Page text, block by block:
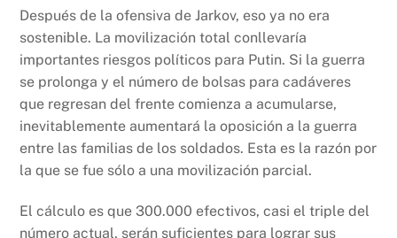
Después de la ofensiva de Jarkov, eso ya no era
sostenible. La movilización total conllevaría
importantes riesgos políticos para Putin. Si la guerra
se prolonga y el número de bolsas para cadáveres
que regresan del frente comienza a acumularse,
inevitablemente aumentará la oposición a la guerra
entre las familias de los soldados. Esta es la razón por
la que se fue sólo a una movilización parcial.
El cálculo es que 300.000 efectivos, casi el triple del
número actual, serán suficientes para lograr sus